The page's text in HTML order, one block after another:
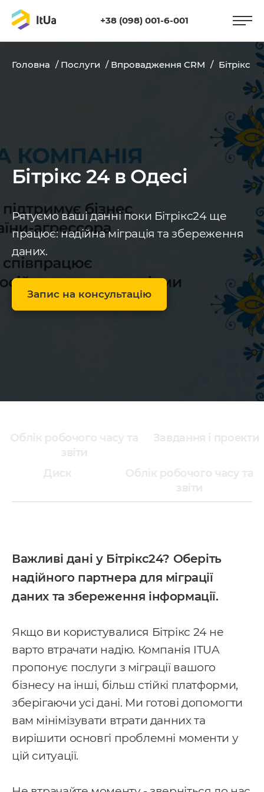
+38 (098) 001-6-001
Головна / Послуги / Впровадження CRM / Бітрікс
Бітрікс 24 в Одесі
Рятуємо ваші данні поки Бітрікс24 ще
працює: надійна міграція та збереження
даних.
Запис на консультацію
Облік робочого часу та
звіти
Завдання і проекти
Облік робочого часу та
звіти
Диск
Важливі дані у Бітрікс24? Оберіть
надійного партнера для міграції
даних та збереження інформації.
Якщо ви користувалися Бітрікс 24 не
варто втрачати надію. Компанія ITUA
пропонує послуги з міграції вашого
бізнесу на інші, більш стійкі платформи,
зберігаючи усі дані. Ми готові допомогти
вам мінімізувати втрати данних та
вирішити основгі проблемні моменти у
цій ситуації.